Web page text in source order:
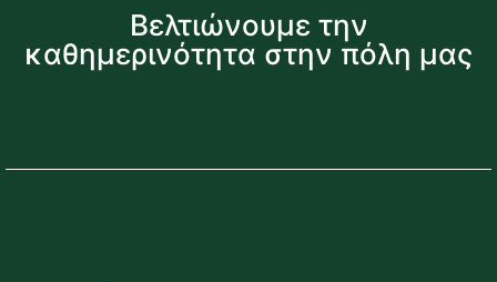
Βελτιώνουμε την
καθημερινότητα στην πόλη μας